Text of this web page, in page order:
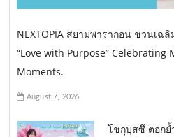
NEXTOPIA สยามพารากอน ชวนเฉ
“Love with Purpose”
Moments.
August 7, 2026
โชกุบุสซึ ตอกย้